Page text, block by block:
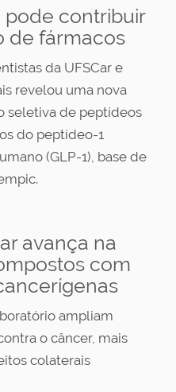
pode contribuir
de fármacos
da UFSCar e
revelou uma nova
seletiva de peptídeos
do peptídeo-1
(GLP-1), base de
avança na
com
ampliam
o câncer, mais
colaterais